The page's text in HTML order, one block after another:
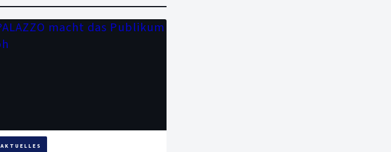
AKTUELLES